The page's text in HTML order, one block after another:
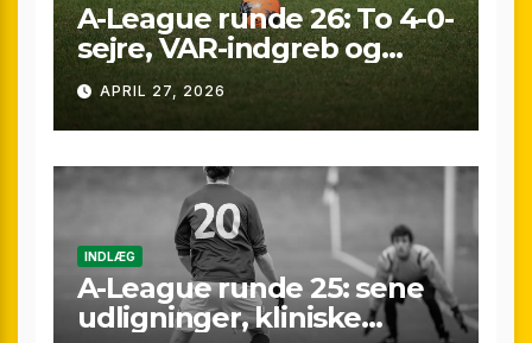
A-League runde 26: To 4-0-
sejre, VAR-indgreb og
sene scoringer – fuld
gennemgang af
weekenden
APRIL 27, 2026
INDLÆG
A-League runde 25: sene
udligninger, kliniske